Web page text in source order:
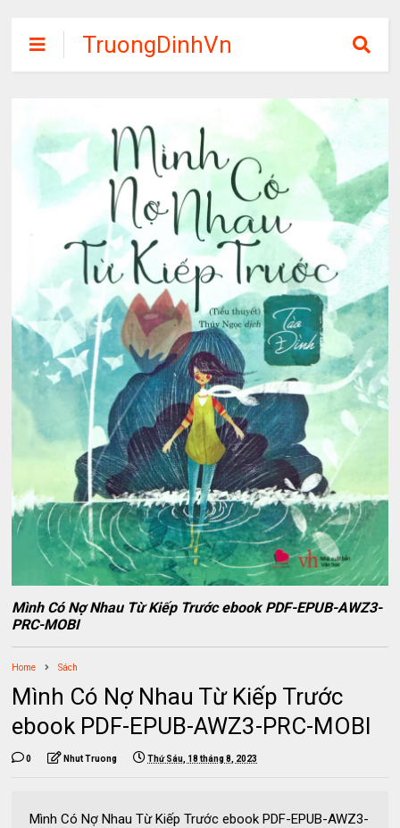
TruongDinhVn
Chia sẽ ebook,
phần mềm học
tập miễn phí
Mình Có Nợ Nhau Từ Kiếp Trước ebook PDF-EPUB-AWZ3-
PRC-MOBI
Home Sách
Mình Có Nợ Nhau Từ Kiếp Trước
ebook PDF-EPUB-AWZ3-PRC-MOBI
0 Nhut Truong Thứ Sáu, 18 tháng 8, 2023
Mình Có Nợ Nhau Từ Kiếp Trước ebook PDF-EPUB-AWZ3-